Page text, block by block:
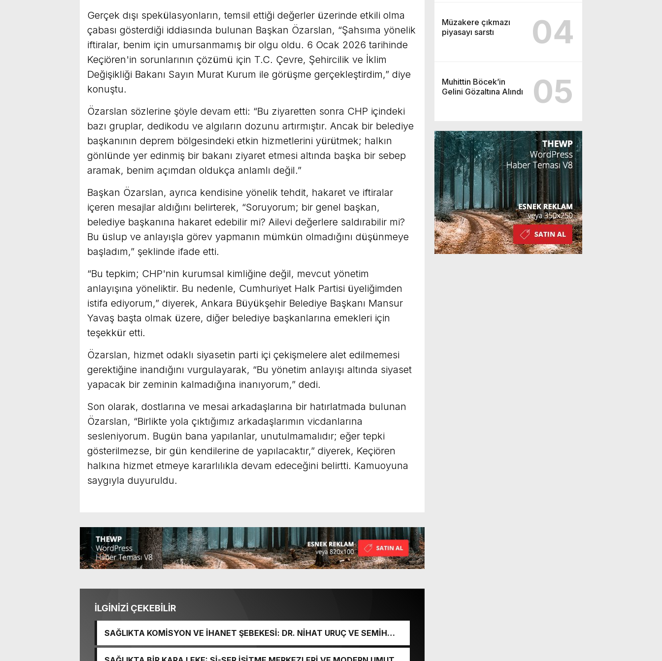
Müzakere çıkmazı
piyasayı sarstı
04
Muhittin Böcek’in
Gelini Gözaltına Alındı
05
Gerçek dışı spekülasyonların, temsil ettiği değerler üzerinde etkili olma
çabası gösterdiği iddiasında bulunan Başkan Özarslan, “Şahsıma yönelik
iftiralar, benim için umursanmamış bir olgu oldu. 6 Ocak 2026 tarihinde
Keçiören'in sorunlarının çözümü için T.C. Çevre, Şehircilik ve İklim
Değişikliği Bakanı Sayın Murat Kurum ile görüşme gerçekleştirdim,” diye
konuştu.
Özarslan sözlerine şöyle devam etti: “Bu ziyaretten sonra CHP içindeki
bazı gruplar, dedikodu ve algıların dozunu artırmıştır. Ancak bir belediye
başkanının deprem bölgesindeki etkin hizmetlerini yürütmek; halkın
gönlünde yer edinmiş bir bakanı ziyaret etmesi altında başka bir sebep
aramak, benim açımdan oldukça anlamlı değil.”
Başkan Özarslan, ayrıca kendisine yönelik tehdit, hakaret ve iftiralar
içeren mesajlar aldığını belirterek, “Soruyorum; bir genel başkan,
belediye başkanına hakaret edebilir mi? Ailevi değerlere saldırabilir mi?
Bu üslup ve anlayışla görev yapmanın mümkün olmadığını düşünmeye
başladım,” şeklinde ifade etti.
“Bu tepkim; CHP'nin kurumsal kimliğine değil, mevcut yönetim
anlayışına yöneliktir. Bu nedenle, Cumhuriyet Halk Partisi üyeliğimden
istifa ediyorum,” diyerek, Ankara Büyükşehir Belediye Başkanı Mansur
Yavaş başta olmak üzere, diğer belediye başkanlarına emekleri için
teşekkür etti.
Özarslan, hizmet odaklı siyasetin parti içi çekişmelere alet edilmemesi
gerektiğine inandığını vurgulayarak, “Bu yönetim anlayışı altında siyaset
yapacak bir zeminin kalmadığına inanıyorum,” dedi.
Son olarak, dostlarına ve mesai arkadaşlarına bir hatırlatmada bulunan
Özarslan, “Birlikte yola çıktığımız arkadaşlarımın vicdanlarına
sesleniyorum. Bugün bana yapılanlar, unutulmamalıdır; eğer tepki
gösterilmezse, bir gün kendilerine de yapılacaktır,” diyerek, Keçiören
halkına hizmet etmeye kararlılıkla devam edeceğini belirtti. Kamuoyuna
saygıyla duyuruldu.
İLGİNİZİ ÇEKEBİLİR
SAĞLIKTA KOMİSYON VE İHANET ŞEBEKESİ: DR. NİHAT URUÇ VE SEMİH
İŞİTME MERKEZİ’NİN SGK VURGUNU!